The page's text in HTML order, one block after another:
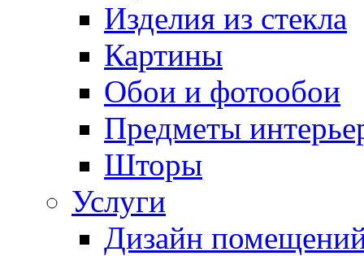
Изделия из стекла
Картины
Обои и фотообои
Предметы
Шторы
Услуги
Дизайн